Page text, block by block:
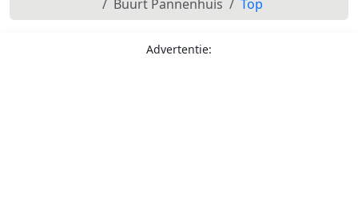
Buurt Pannenhuis
Top
Advertentie: